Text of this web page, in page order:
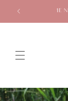
naar de
1E